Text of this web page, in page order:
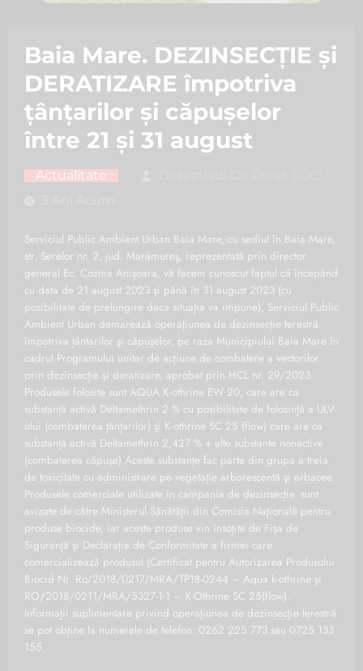
Baia Mare. DEZINSECȚIE și
DERATIZARE împotriva
țânțarilor și căpușelor
între 21 și 31 august
Actualitate
Serviciul Public Ambient Urban Baia Mare, cu sediul în Baia Mare,
str. Serelor nr. 2, jud. Maramureş, reprezentată prin director
general Ec. Cozma Anișoara, vă facem cunoscut faptul că începând
cu data de 21 august 2023 şi până în 31 august 2023 (cu
posibilitate de prelungire daca situaţia va impune), Serviciul Public
Ambient Urban demarează operațiunea de dezinsecţie terestră
împotriva ţântarilor şi căpuşelor, pe raza Municipiului Baia Mare în
cadrul Programului unitar de acțiune de combatere a vectorilor
prin dezinsecție și deratizare, aprobat prin HCL nr. 29/2023.
Produsele folosite sunt AQUA K-othrine EW 20, care are ca
substanță activă Deltamethrin 2 % cu posibilitate de folosinţă a ULV-
ului (combaterea ţânţarilor) şi K-othrine SC 25 (flow) care are ca
substanță activă Deltamethrin 2,427 % + alte substante nonactive
(combaterea căpuşe) Aceste substanţe fac parte din grupa a treia
de toxicitate cu administrare pe vegetaţie arborescentă şi erbacee.
Produsele comerciale utilizate în campania de dezinsecţie. sunt
avizate de către Ministerul Sănătăţii din Comisia Naţională pentru
produse biocide, iar aceste produse vin însoţite de Fişa de
Siguranţă şi Declaraţia de Conformitate a firmei care
comercializează produsul (Certificat pentru Autorizarea Produsului
Biocid Nr. Ro/2018/0217/MRA/TP18-0244 – Aqua k-othrine şi
RO/2018/0211/MRA/5327-1-1 – K-Othrine SC 25(flow).
Informaţii suplimentare privind operaţiunea de dezinsecţie terestră
se pot obţine la numerele de telefon: 0262 225 773 sau 0725 133
155.